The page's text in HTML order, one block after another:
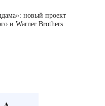
новый проект
и Warner Brothers